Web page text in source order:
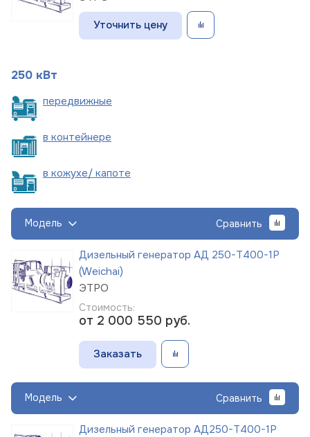
Уточнить цену
250 кВт
передвижные
в контейнере
в кожухе/ капоте
Модель Сравнить
Дизельный генератор АД 250-Т400-1Р
(Weichai)
ЭТРО
Стоимость:
от 2 000 550 руб.
Заказать
Модель Сравнить
Дизельный генератор АД250-Т400-1Р